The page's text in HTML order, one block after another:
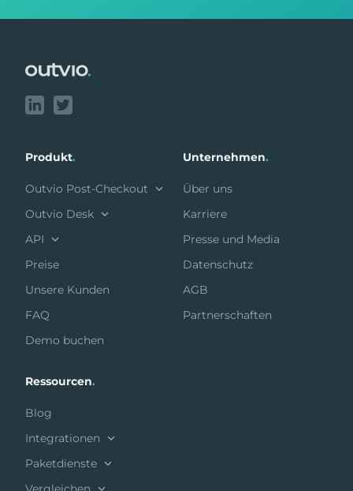
Produkt.
Outvio Post-Checkout
Outvio Desk
API
Preise
Unsere Kunden
FAQ
Demo buchen
Unternehmen.
Über uns
Karriere
Presse und Media
Datenschutz
AGB
Partnerschaften
Ressourcen.
Blog
Integrationen
Paketdienste